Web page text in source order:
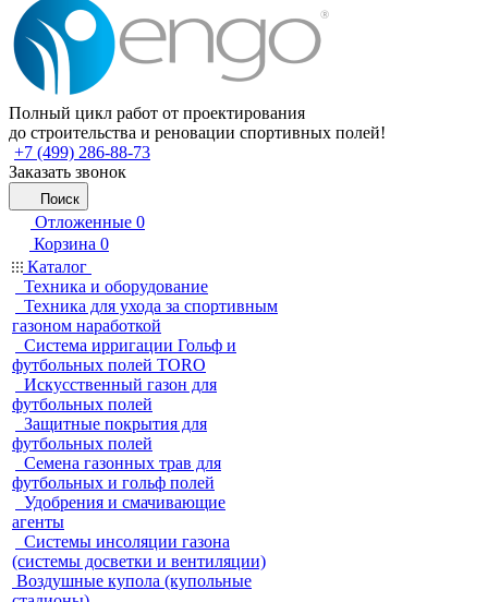
Полный цикл работ от проектирования
до строительства и реновации спортивных полей!
+7 (499) 286-88-73
Заказать звонок
Поиск
Отложенные 0
Корзина 0
Каталог
Техника и оборудование
Техника для ухода за спортивным
газоном наработкой
Система ирригации Гольф и
футбольных полей TORO
Искусственный газон для
футбольных полей
Защитные покрытия для
футбольных полей
Семена газонных трав для
футбольных и гольф полей
Удобрения и смачивающие
агенты
Системы инсоляции газона
(системы досветки и вентиляции)
Воздушные купола (купольные